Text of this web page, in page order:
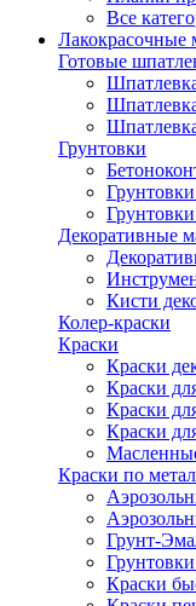
Все
Лакокрасочные
Готовые
Грунтовки
Декоративные
Кисти
Колер-краски
Краски
Краски
Краски
Краски
Краски
Краски по
Грунт-
Краски